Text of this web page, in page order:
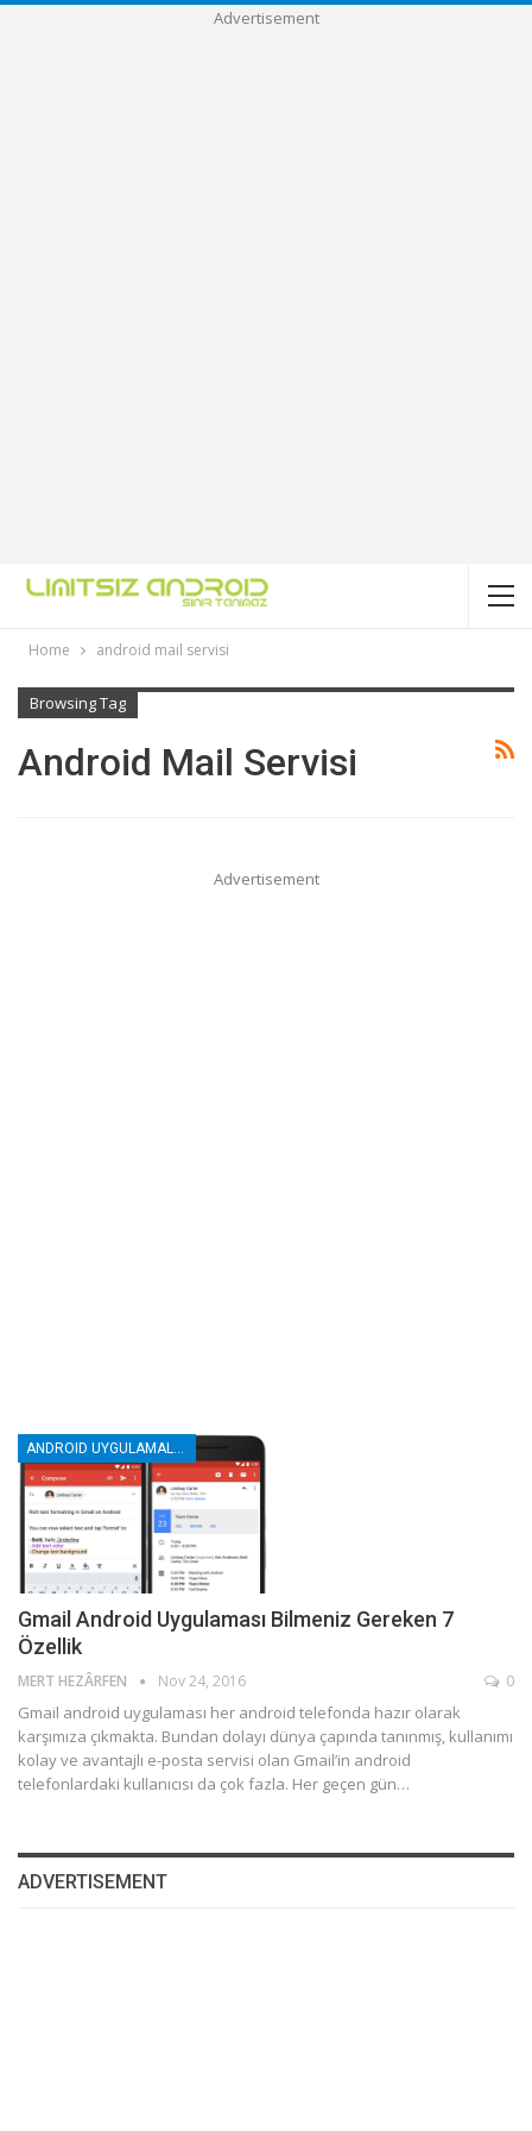
Advertisement
Home android mail servisi
Browsing Tag
Android Mail Servisi
Advertisement
Gmail Android Uygulaması Bilmeniz Gereken 7
Özellik
MERT HEZÂRFEN Nov 24, 2016 0
Gmail android uygulaması her android telefonda hazır olarak
karşımıza çıkmakta. Bundan dolayı dünya çapında tanınmış, kullanımı
kolay ve avantajlı e-posta servisi olan Gmail’in android
telefonlardaki kullanıcısı da çok fazla. Her geçen gün…
ADVERTISEMENT